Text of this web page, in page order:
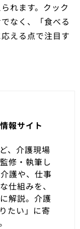
れます。クック
なく、「食べる
える点で注目す
報サイト
、介護現場
修・執筆し
護や、仕事
仕組みを、
解説。介護
たい」に寄